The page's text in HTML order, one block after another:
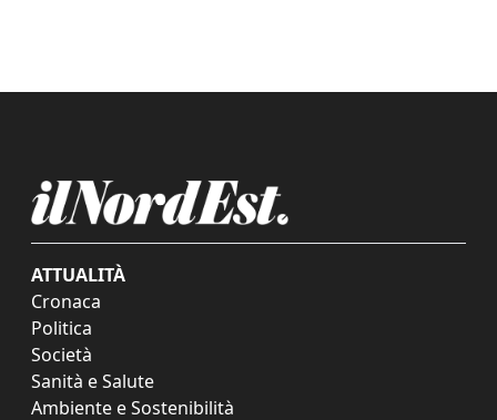
ATTUALITÀ
Cronaca
Politica
Società
Sanità e Salute
Ambiente e Sostenibilità